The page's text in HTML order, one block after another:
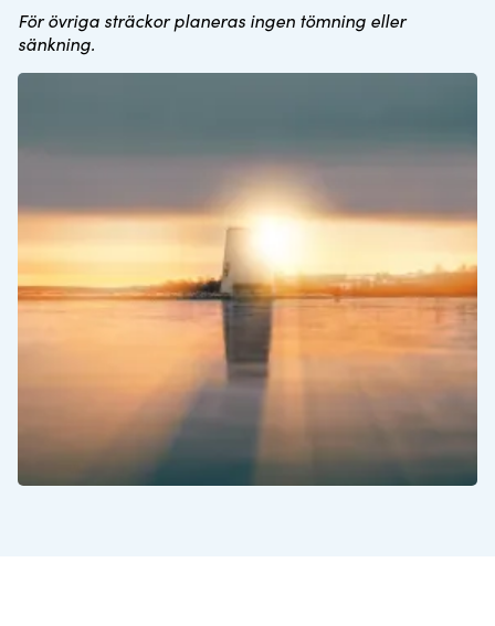
För övriga sträckor planeras ingen tömning eller
sänkning.